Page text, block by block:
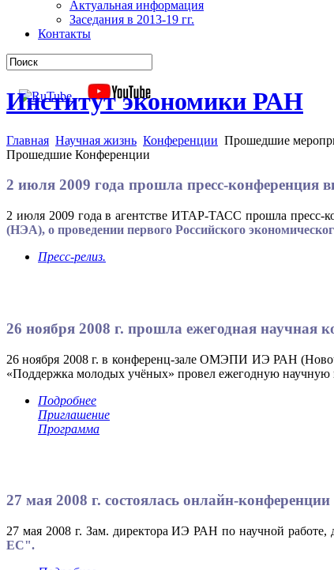
Актуальная информация
Заседания в 2013-19 гг.
Контакты
Институт экономики РАН
Главная Научная жизнь Конференции Прошедшие
Прошедшие Конференции
2 июля 2009 года прошла пресс-конференция
2 июля 2009 года в агентстве ИТАР-ТАСС прошла пресс-
(НЭА), о проведении первого Российского
Пресс-релиз.
26 ноября 2008 г. прошла ежегодная научная
26 ноября 2008 г. в конференц-зале ОМЭПИ ИЭ РАН
«Поддержка молодых учёных» провел ежегодную
Подробнее
Приглашение
Программа
27 мая 2008 г. состоялась онлайн-
27 мая 2008 г. Зам. директора ИЭ РАН по научной работе,
ЕС".